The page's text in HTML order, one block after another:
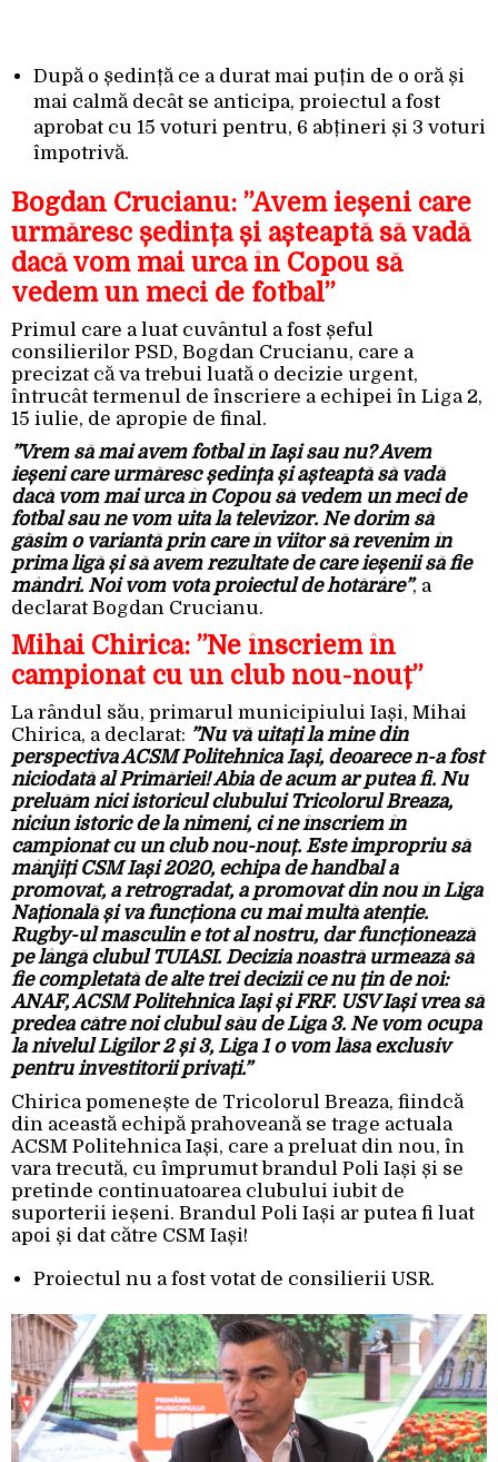
După o ședință ce a durat mai puțin de o oră și
mai calmă decât se anticipa, proiectul a fost
aprobat cu 15 voturi pentru, 6 abțineri și 3 voturi
împotrivă.
Bogdan Crucianu: ”Avem ieșeni care
urmăresc ședința și așteaptă să vadă
dacă vom mai urca în Copou să
vedem un meci de fotbal”
Primul care a luat cuvântul a fost șeful
consilierilor PSD, Bogdan Crucianu, care a
precizat că va trebui luată o decizie urgent,
întrucât termenul de înscriere a echipei în Liga 2,
15 iulie, de apropie de final.
”Vrem să mai avem fotbal în Iași sau nu? Avem
ieșeni care urmăresc ședința și așteaptă să vadă
dacă vom mai urca în Copou să vedem un meci de
fotbal sau ne vom uita la televizor. Ne dorim să
găsim o variantă prin care în viitor să revenim în
prima ligă și să avem rezultate de care ieșenii să fie
mândri. Noi vom vota proiectul de hotărâre”, a
declarat Bogdan Crucianu.
Mihai Chirica: ”Ne înscriem în
campionat cu un club nou-nouț”
La rândul său, primarul municipiului Iași, Mihai
Chirica, a declarat: ”Nu vă uitați la mine din
perspectiva ACSM Politehnica Iași, deoarece n-a fost
niciodată al Primăriei! Abia de acum ar putea fi. Nu
preluăm nici istoricul clubului Tricolorul Breaza,
niciun istoric de la nimeni, ci ne înscriem în
campionat cu un club nou-nouț. Este impropriu să
mânjiți CSM Iași 2020, echipa de handbal a
promovat, a retrogradat, a promovat din nou în Liga
Națională și va funcționa cu mai multă atenție.
Rugby-ul masculin e tot al nostru, dar funcționează
pe lângă clubul TUIASI. Decizia noastră urmează să
fie completată de alte trei decizii ce nu țin de noi:
ANAF, ACSM Politehnica Iași și FRF. USV Iași vrea să
predea către noi clubul său de Liga 3. Ne vom ocupa
la nivelul Ligilor 2 și 3, Liga 1 o vom lăsa exclusiv
pentru investitorii privați.”
Chirica pomenește de Tricolorul Breaza, fiindcă
din această echipă prahoveană se trage actuala
ACSM Politehnica Iași, care a preluat din nou, în
vara trecută, cu împrumut brandul Poli Iași și se
pretinde continuatoarea clubului iubit de
suporterii ieșeni. Brandul Poli Iași ar putea fi luat
apoi și dat către CSM Iași!
Proiectul nu a fost votat de consilierii USR.